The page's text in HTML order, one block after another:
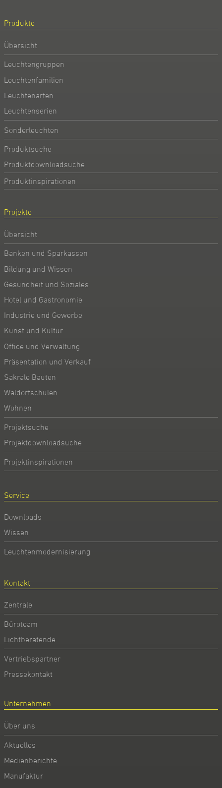
Produkte
Übersicht
Leuchtengruppen
Leuchtenfamilien
Leuchtenarten
Leuchtenserien
Sonderleuchten
Produktsuche
Produktdownloadsuche
Produktinspirationen
Projekte
Übersicht
Banken und Sparkassen
Bildung und Wissen
Gesundheit und Soziales
Hotel und Gastronomie
Industrie und Gewerbe
Kunst und Kultur
Office und Verwaltung
Präsentation und Verkauf
Sakrale Bauten
Waldorfschulen
Wohnen
Projektsuche
Projektdownloadsuche
Projektinspirationen
Service
Downloads
Wissen
Leuchtenmodernisierung
Kontakt
Zentrale
Büroteam
Lichtberatende
Vertriebspartner
Pressekontakt
Unternehmen
Über uns
Aktuelles
Medienberichte
Manufaktur